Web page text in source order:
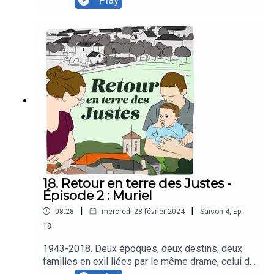
pour échapper aux rafles, l’autre réfugiée
par les habitants d’un même territoire. Loin d’être
une simple coïncidence, cette solidarité est le
fruit d’un héritage, celui des Justes.Pour ce
troisième épisode, nous partons à la rencontre de
Bléranda et Dardan. Plusieurs années après son
arrivée en France, la famille originaire du Kosovo
revient sur son parcours et son intégration
traversée par les épreuves et les moments de
solidarité.
18. Retour en terre des Justes -
Épisode 2 : Muriel
08:28 | mercredi 28 février 2024 | Saison 4, Ep.
18
1943-2018. Deux époques, deux destins, deux
familles en exil liées par le même drame, celui de